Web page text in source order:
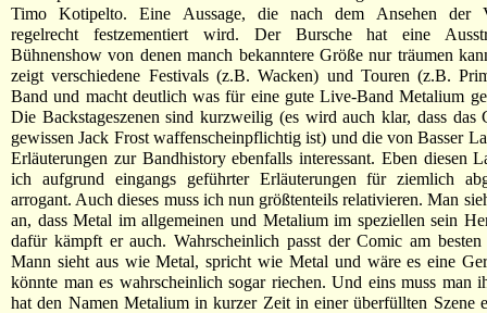
Timo Kotipelto. Eine Aussage, die nach dem Ansehen der
regelrecht festzementiert wird. Der Bursche hat eine
Bühnenshow von denen manch bekanntere Größe nur träumen
zeigt verschiedene Festivals (z.B. Wacken) und Touren (z.B.
Band und macht deutlich was für eine gute Live-Band Metalium
Die Backstageszenen sind kurzweilig (es wird auch klar, dass das
gewissen Jack Frost waffenscheinpflichtig ist) und die von Basser
Erläuterungen zur Bandhistory ebenfalls interessant. Eben diesen
ich aufgrund eingangs geführter Erläuterungen für ziemlich
arrogant. Auch dieses muss ich nun größtenteils relativieren. Man
an, dass Metal im allgemeinen und Metalium im speziellen sein
dafür kämpft er auch. Wahrscheinlich passt der Comic am
Mann sieht aus wie Metal, spricht wie Metal und wäre es eine
könnte man es wahrscheinlich sogar riechen. Und eins muss man
hat den Namen Metalium in kurzer Zeit in einer überfüllten Szene